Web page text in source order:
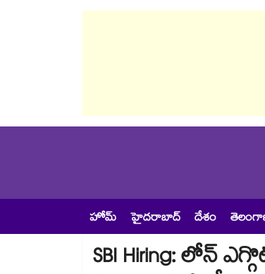
హోమ్ హైదరాబాద్ దేశం
SBI Hiring: లోన్